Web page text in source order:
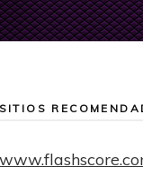
SITIOS